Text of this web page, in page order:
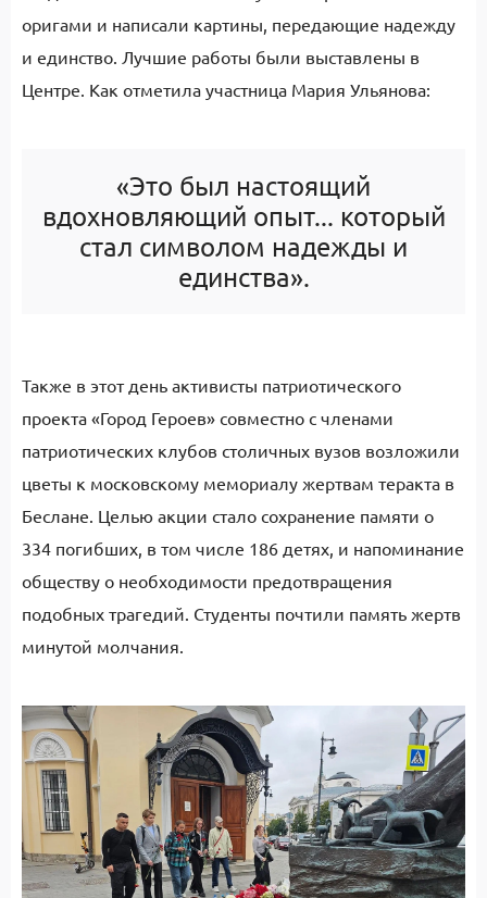
оригами и написали картины, передающие надежду
и единство. Лучшие работы были выставлены в
Центре. Как отметила участница Мария Ульянова:
«Это был настоящий
вдохновляющий опыт... который
стал символом надежды и
единства».
Также в этот день активисты патриотического
проекта «Город Героев» совместно с членами
патриотических клубов столичных вузов возложили
цветы к московскому мемориалу жертвам теракта в
Беслане. Целью акции стало сохранение памяти о
334 погибших, в том числе 186 детях, и напоминание
обществу о необходимости предотвращения
подобных трагедий. Студенты почтили память жертв
минутой молчания.